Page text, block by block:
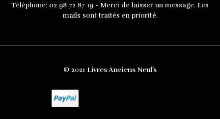
Téléphone: 02 98 72 87 19 - Merci de laisser un message. Les
mails sont traités en priorité.
© 2021 Livres Anciens Neufs